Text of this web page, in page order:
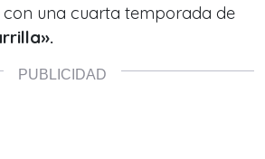
con una cuarta temporada de